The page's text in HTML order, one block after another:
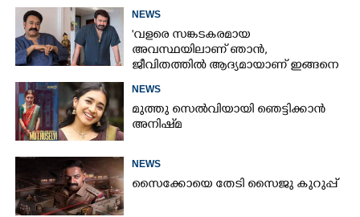
NEWS
'വളരെ സങ്കടകരമായ
അവസ്ഥയിലാണ് ഞാൻ,
ജീവിതത്തിൽ ആദ്യമായാണ് ഇങ്ങനെ
മോഹൻലാൽ
NEWS
മുത്തു സെൽവിയായി ഞെട്ടിക്കാൻ
അനിഷ്‌മ
NEWS
സൈക്കോയെ തേടി സൈജു കുറുപ്പ്